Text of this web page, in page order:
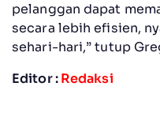
pelanggan dapat
secara lebih efisien,
sehari-hari,” tutup
Editor :Redaksi